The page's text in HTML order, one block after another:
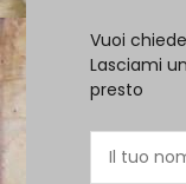
Vuoi
Lasciami
presto